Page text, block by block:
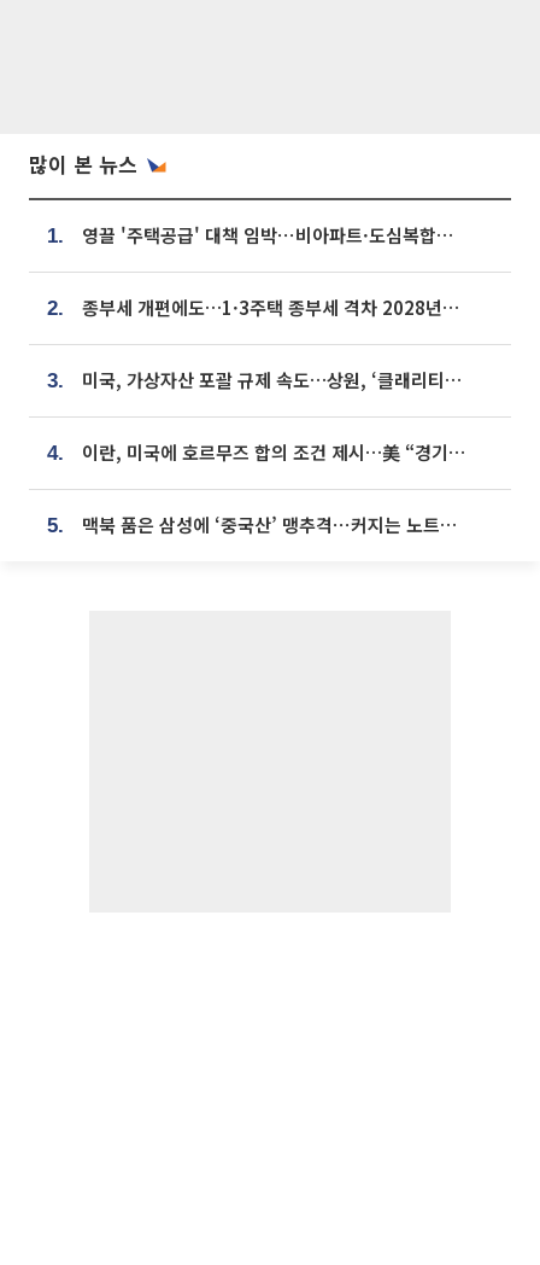
많이 본 뉴스
1. 영끌 '주택공급' 대책 임박⋯비아파트·도심복합까지 총동원
2. 종부세 개편에도…1·3주택 종부세 격차 2028년부터 확대
3. 미국, 가상자산 포괄 규제 속도…상원, ‘클래리티법’ 9월 절차투표 추진
4. 이란, 미국에 호르무즈 합의 조건 제시…美 “경기 아직 안 끝나” [종합]
5. 맥북 품은 삼성에 ‘중국산’ 맹추격⋯커지는 노트북 OLED 시장